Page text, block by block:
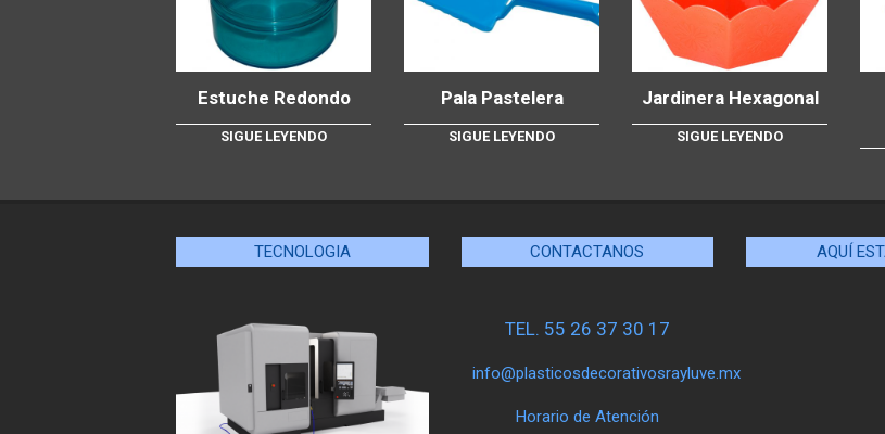
Estuche Redondo
SIGUE LEYENDO
Pala Pastelera
SIGUE LEYENDO
Jardinera Hexagonal
SIGUE LEYENDO
TECNOLOGIA CONTACTANOS
TEL. 55 26 37 30 17
info@plasticosdecorativosrayluve.mx
Horario de Atención
AQUÍ